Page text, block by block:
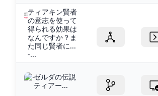
ティアキン賢者
の意志を使って
得られる効果は
なんですか？ま
た同じ賢者に...
-...
ゼルダの伝説
ティアー...